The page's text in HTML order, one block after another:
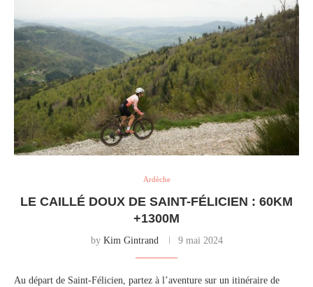
Ardèche
LE CAILLÉ DOUX DE SAINT-FÉLICIEN : 60KM
+1300M
by Kim Gintrand 9 mai 2024
Au départ de Saint-Félicien, partez à l’aventure sur un itinéraire de